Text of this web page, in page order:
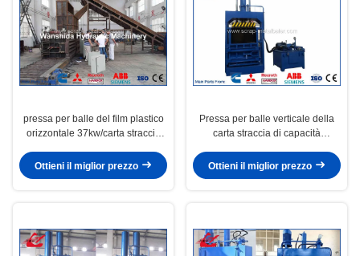
pressa per balle del film plastico
orizzontale 37kw/carta straccia
manuale
Ottieni il miglior prezzo
Pressa per balle verticale della
carta straccia di capacità
del cartone
Ottieni il miglior prezzo